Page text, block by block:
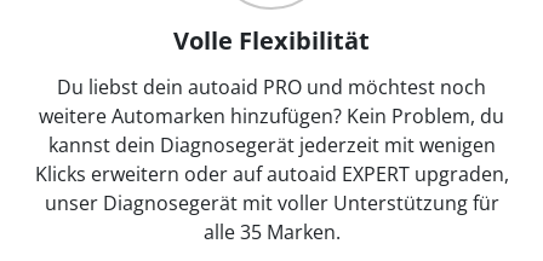
Volle Flexibilität
Du liebst dein autoaid PRO und möchtest noch
weitere Automarken hinzufügen? Kein Problem, du
kannst dein Diagnosegerät jederzeit mit wenigen
Klicks erweitern oder auf autoaid EXPERT upgraden,
unser Diagnosegerät mit voller Unterstützung für
alle 35 Marken.